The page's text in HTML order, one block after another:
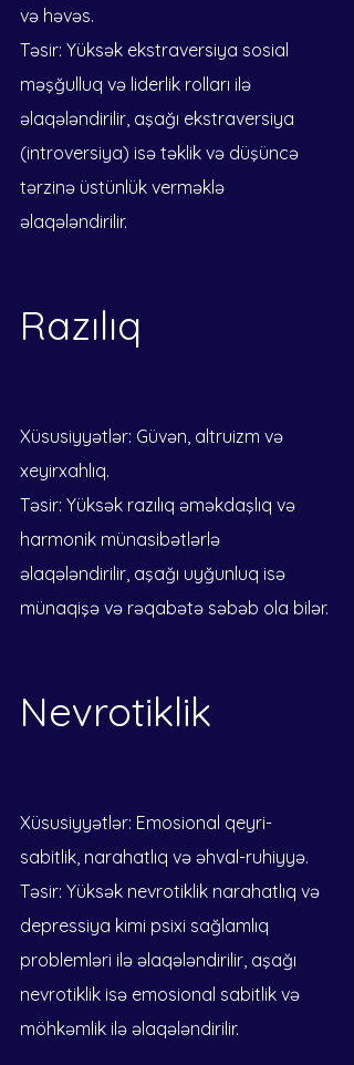
və həvəs.
Təsir: Yüksək ekstraversiya sosial
məşğulluq və liderlik rolları ilə
əlaqələndirilir, aşağı ekstraversiya
(introversiya) isə təklik və düşüncə
tərzinə üstünlük verməklə
əlaqələndirilir.
Razılıq
Xüsusiyyətlər: Güvən, altruizm və
xeyirxahlıq.
Təsir: Yüksək razılıq əməkdaşlıq və
harmonik münasibətlərlə
əlaqələndirilir, aşağı uyğunluq isə
münaqişə və rəqabətə səbəb ola bilər.
Nevrotiklik
Xüsusiyyətlər: Emosional qeyri-
sabitlik, narahatlıq və əhval-ruhiyyə.
Təsir: Yüksək nevrotiklik narahatlıq və
depressiya kimi psixi sağlamlıq
problemləri ilə əlaqələndirilir, aşağı
nevrotiklik isə emosional sabitlik və
möhkəmlik ilə əlaqələndirilir.